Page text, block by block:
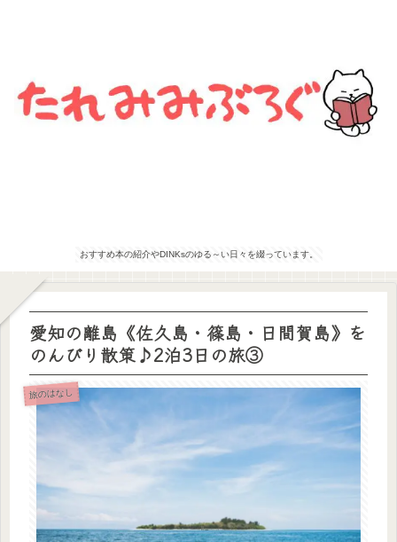
おすすめ本の紹介やDINKsのゆる～い日々を綴っています。
愛知の離島《佐久島・篠島・日間賀島》を
のんびり散策♪2泊3日の旅③
旅のはなし